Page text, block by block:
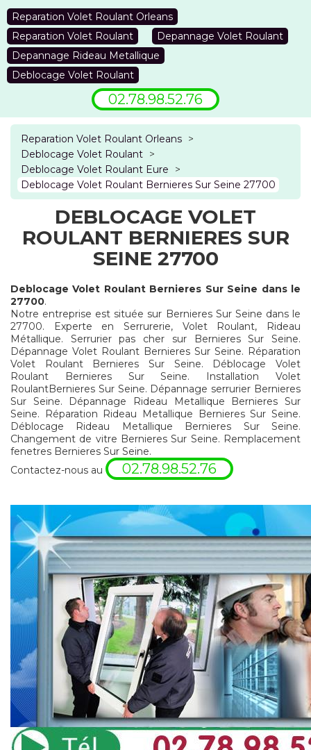
Reparation Volet Roulant Orleans
Reparation Volet Roulant
Depannage Volet Roulant
Depannage Rideau Metallique
Deblocage Volet Roulant
02.78.98.52.76
Reparation Volet Roulant Orleans >
Deblocage Volet Roulant >
Deblocage Volet Roulant Eure
>
Deblocage Volet Roulant Bernieres Sur Seine 27700
DEBLOCAGE VOLET
ROULANT BERNIERES SUR
SEINE 27700
Deblocage Volet Roulant Bernieres Sur Seine dans le
27700.
Notre entreprise est située sur Bernieres Sur Seine dans le
27700. Experte en Serrurerie, Volet Roulant, Rideau
Métallique. Serrurier pas cher sur Bernieres Sur Seine.
Dépannage Volet Roulant Bernieres Sur Seine. Réparation
Volet Roulant Bernieres Sur Seine. Déblocage Volet
Roulant Bernieres Sur Seine. Installation Volet
RoulantBernieres Sur Seine. Dépannage serrurier Bernieres
Sur Seine. Dépannage Rideau Metallique Bernieres Sur
Seine. Réparation Rideau Metallique Bernieres Sur Seine.
Déblocage Rideau Metallique Bernieres Sur Seine.
Changement de vitre Bernieres Sur Seine. Remplacement
fenetres Bernieres Sur Seine.
Contactez-nous au
02.78.98.52.76